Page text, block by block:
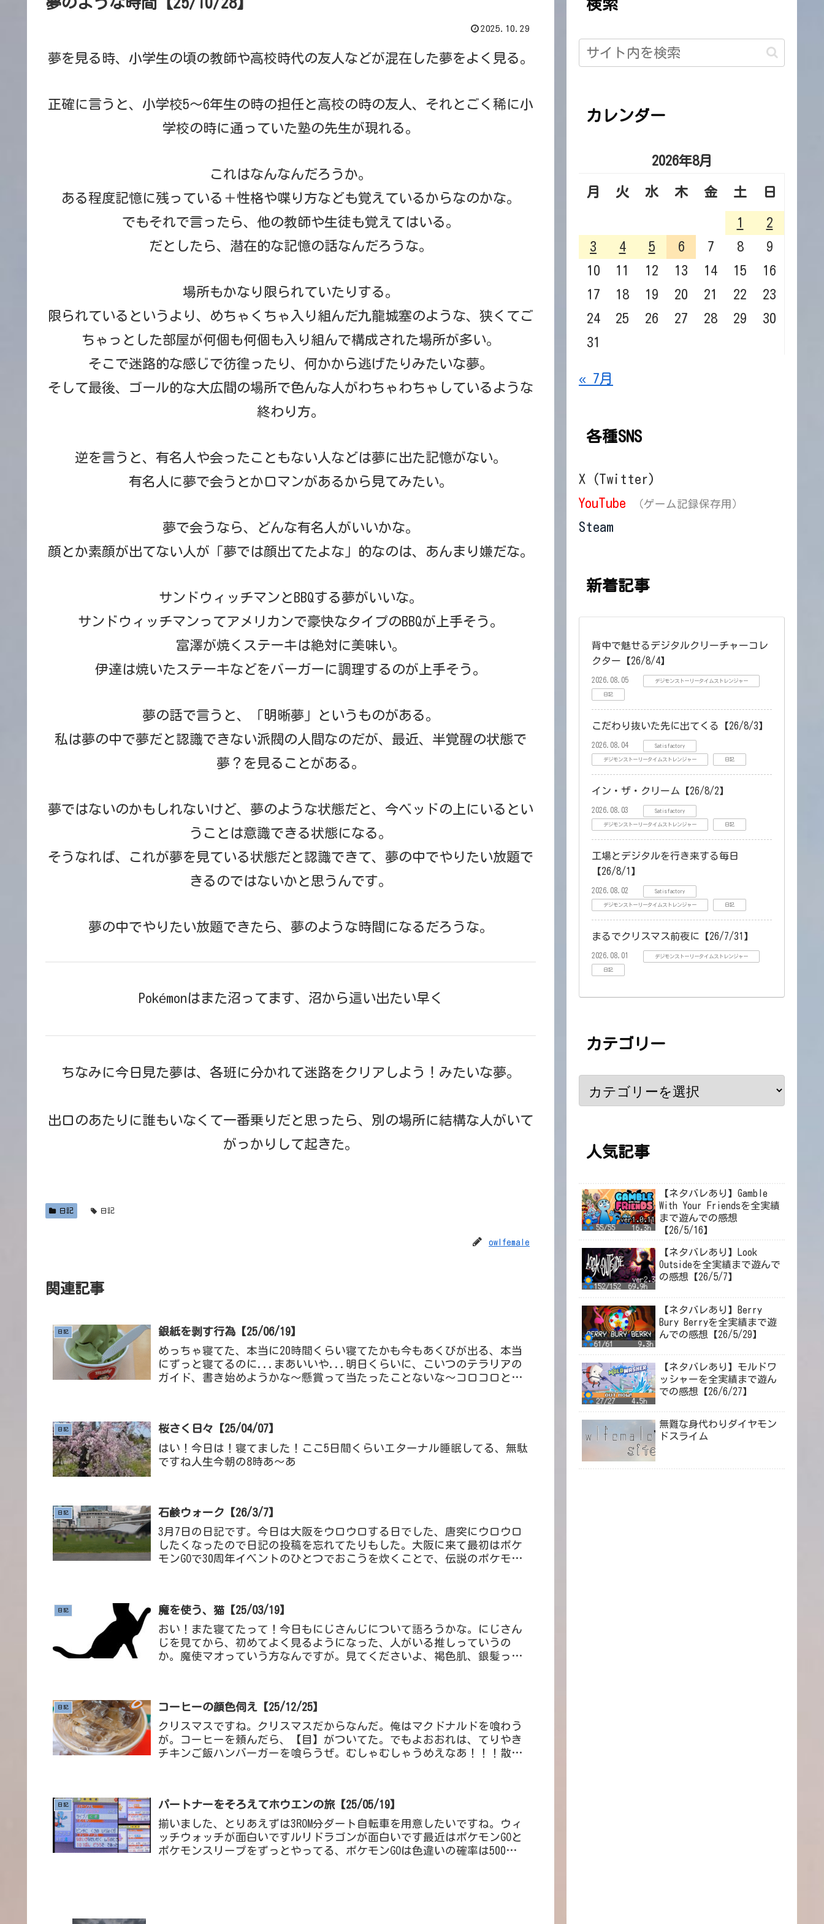
2025.10.29
夢を見る時、小学生の頃の教師や高校時代の友人などが混在した夢をよく見る。
正確に言うと、小学校5〜6年生の時の担任と高校の時の友人、それとごく稀に小
学校の時に通っていた塾の先生が現れる。
これはなんなんだろうか。
ある程度記憶に残っている＋性格や喋り方なども覚えているからなのかな。
でもそれで言ったら、他の教師や生徒も覚えてはいる。
だとしたら、潜在的な記憶の話なんだろうな。
場所もかなり限られていたりする。
限られているというより、めちゃくちゃ入り組んだ九龍城塞のような、狭くてご
ちゃっとした部屋が何個も何個も入り組んで構成された場所が多い。
そこで迷路的な感じで彷徨ったり、何かから逃げたりみたいな夢。
そして最後、ゴール的な大広間の場所で色んな人がわちゃわちゃしているような
終わり方。
逆を言うと、有名人や会ったこともない人などは夢に出た記憶がない。
有名人に夢で会うとかロマンがあるから見てみたい。
夢で会うなら、どんな有名人がいいかな。
顔とか素顔が出てない人が「夢では顔出てたよな」的なのは、あんまり嫌だな。
サンドウィッチマンとBBQする夢がいいな。
サンドウィッチマンってアメリカンで豪快なタイプのBBQが上手そう。
富澤が焼くステーキは絶対に美味い。
伊達は焼いたステーキなどをバーガーに調理するのが上手そう。
夢の話で言うと、「明晰夢」というものがある。
私は夢の中で夢だと認識できない派閥の人間なのだが、最近、半覚醒の状態で
夢？を見ることがある。
夢ではないのかもしれないけど、夢のような状態だと、今ベッドの上にいるとい
うことは意識できる状態になる。
そうなれば、これが夢を見ている状態だと認識できて、夢の中でやりたい放題で
きるのではないかと思うんです。
夢の中でやりたい放題できたら、夢のような時間になるだろうな。
Pokémonはまた沼ってます、沼から這い出たい早く
ちなみに今日見た夢は、各班に分かれて迷路をクリアしよう！みたいな夢。
出口のあたりに誰もいなくて一番乗りだと思ったら、別の場所に結構な人がいて
がっかりして起きた。
日記 日記
owlfemale
関連記事
日記 銀紙を剥す行為【25/06/19】
めっちゃ寝てた、本当に20時間くらい寝てたかも今もあくびが出る、本当
にずっと寝てるのに...まあいいや...明日くらいに、こいつのテラリアの
ガイド、書き始めようかな～懸賞って当たったことないな～コロコロとか
日記 桜さく日々【25/04/07】
はい！今日は！寝てました！ここ5日間くらいエターナル睡眠してる、無駄
ですね人生今朝の8時あ～あ
日記 石鹸ウォーク【26/3/7】
3月7日の日記です。今日は大阪をウロウロする日でした、唐突にウロウロ
したくなったので日記の投稿を忘れてたりもした。大阪に来て最初はポケ
モンGOで30周年イベントのひとつでおこうを炊くことで、伝説のポケモン
日記 魔を使う、猫【25/03/19】
おい！また寝てたって！今日もにじさんじについて語ろうかな。にじさん
じを見てから、初めてよく見るようになった、人がいる推しっていうの
か。魔使マオっていう方なんですが。見てくださいよ、褐色肌、銀髪って
日記 コーヒーの顔色伺え【25/12/25】
クリスマスですね。クリスマスだからなんだ。俺はマクドナルドを喰わう
が。コーヒーを頼んだら、【目】がついてた。でもよおおれは、てりやき
チキンご飯ハンバーガーを喰らうぜ。むしゃむしゃうめえなあ！！！散歩
日記 パートナーをそろえてホウエンの旅【25/05/19】
揃いました、とりあえずは3ROM分ダート自転車を用意したいですね。ウィ
ッチウォッチが面白いですルリドラゴンが面白いです最近はポケモンGOと
ポケモンスリープをずっとやってる、ポケモンGOは色違いの確率は500分の
検索
カレンダー
2026年8月
月 火 水 木 金 土 日
1
2
3
4 5 6 7 8
9
10
11 12 13 14 15
16
17
18 19 20 21 22
23
24
25 26 27 28 29
30
31
« 7月
各種SNS
X (Twitter)
YouTube
（ゲーム記録保存用）
Steam
新着記事
背中で魅せるデジタルクリーチャーコレ
クター【26/8/4】
2026.08.05 デジモンストーリータイムストレンジャー
日記
こだわり抜いた先に出てくる【26/8/3】
2026.08.04 Satisfactory
デジモンストーリータイムストレンジャー 日記
イン・ザ・クリーム【26/8/2】
2026.08.03 Satisfactory
デジモンストーリータイムストレンジャー 日記
工場とデジタルを行き来する毎日
【26/8/1】
2026.08.02 Satisfactory
デジモンストーリータイムストレンジャー 日記
まるでクリスマス前夜に【26/7/31】
2026.08.01 デジモンストーリータイムストレンジャー
日記
カテゴリー
人気記事
【ネタバレあり】Gamble
With Your Friendsを全実績
まで遊んでの感想
【26/5/16】
【ネタバレあり】Look
Outsideを全実績まで遊んで
の感想【26/5/7】
【ネタバレあり】Berry
Bury Berryを全実績まで遊
んでの感想【26/5/29】
【ネタバレあり】モルドワ
ッシャーを全実績まで遊ん
での感想【26/6/27】
無難な身代わりダイヤモン
ドスライム